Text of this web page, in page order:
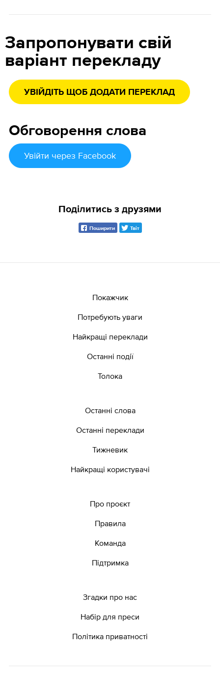
Запропонувати свій
варіант перекладу
УВІЙДІТЬ ЩОБ ДОДАТИ ПЕРЕКЛАД
Обговорення слова
Увійти через Facebook
Поділитись з друзями
Поширити Твіт
Покажчик
Потребують уваги
Найкращі переклади
Останні події
Толока
Останні слова
Останні переклади
Тижневик
Найкращі користувачі
Про проєкт
Правила
Команда
Підтримка
Згадки про нас
Набір для преси
Політика приватності